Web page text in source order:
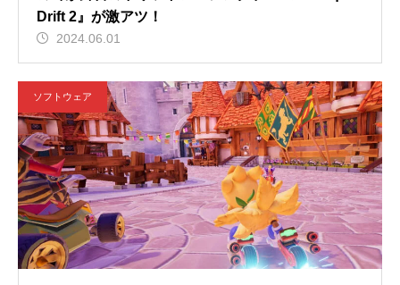
Drift 2』が激アツ！
2024.06.01
ソフトウェア